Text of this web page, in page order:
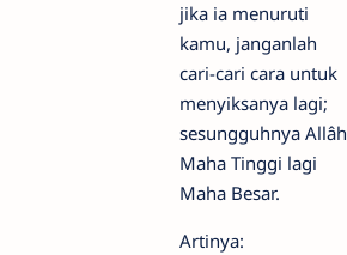
jika ia menuruti
kamu, janganlah
cari-cari cara untuk
menyiksanya lagi;
sesungguhnya Allâh
Maha Tinggi lagi
Maha Besar.
Artinya: